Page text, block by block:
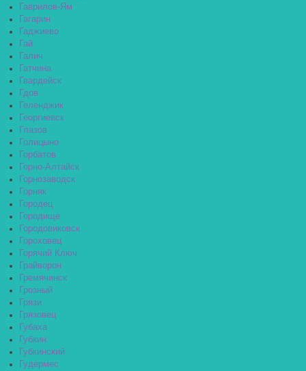
Гаврилов-Ям
Гагарин
Гаджиево
Гай
Галич
Гатчина
Гвардейск
Гдов
Геленджик
Георгиевск
Глазов
Голицыно
Горбатов
Горно-Алтайск
Горнозаводск
Горняк
Городец
Городище
Городовиковск
Гороховец
Горячий Ключ
Грайворон
Гремячинск
Грозный
Грязи
Грязовец
Губаха
Губкин
Губкинский
Гудермес